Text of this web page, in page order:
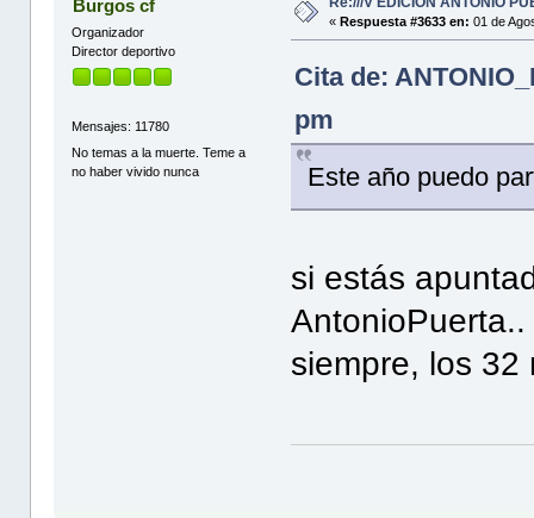
Burgos cf
Organizador
Director deportivo
Mensajes: 11780
No temas a la muerte. Teme a
no haber vivido nunca
«Respuesta #3633 en: 01 de
Cita de:
pm
Este año puedo
si estás
siempre, los 32